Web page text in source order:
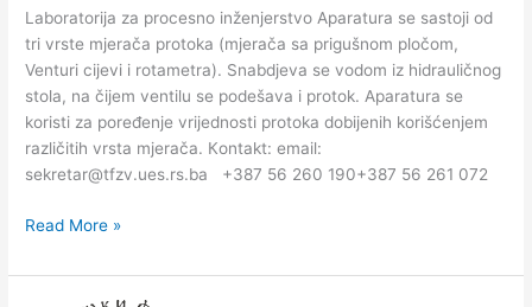
Laboratorija za procesno inženjerstvo Aparatura se sastoji od
tri vrste mjerača protoka (mjerača sa prigušnom pločom,
Venturi cijevi i rotametra). Snabdjeva se vodom iz hidrauličnog
stola, na čijem ventilu se podešava i protok. Aparatura se
koristi za poređenje vrijednosti protoka dobijenih korišćenjem
različitih vrsta mjerača. Кontakt: email:
sekretar@tfzv.ues.rs.ba +387 56 260 190+387 56 261 072
Read More »